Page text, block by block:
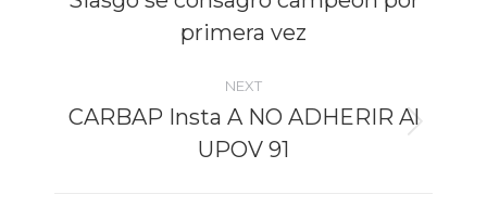
post:
primera vez
NEXT
post:
CARBAP Insta A NO ADHERIR Al
UPOV 91